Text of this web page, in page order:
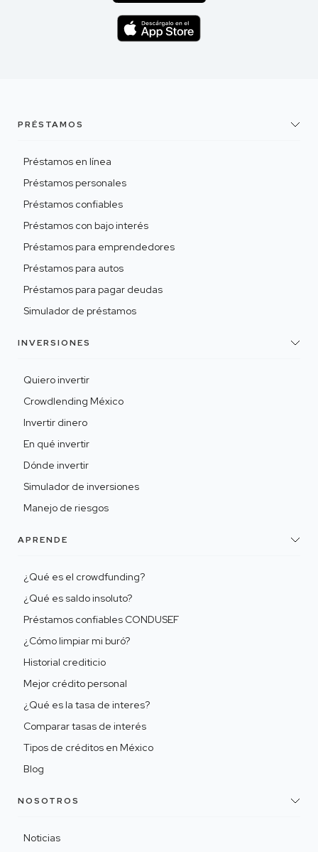
PRÉSTAMOS
Préstamos en línea
Préstamos personales
Préstamos confiables
Préstamos con bajo interés
Préstamos para emprendedores
Préstamos para autos
Préstamos para pagar deudas
Simulador de préstamos
INVERSIONES
Quiero invertir
Crowdlending México
Invertir dinero
En qué invertir
Dónde invertir
Simulador de inversiones
Manejo de riesgos
APRENDE
¿Qué es el crowdfunding?
¿Qué es saldo insoluto?
Préstamos confiables CONDUSEF
¿Cómo limpiar mi buró?
Historial crediticio
Mejor crédito personal
¿Qué es la tasa de interes?
Comparar tasas de interés
Tipos de créditos en México
Blog
NOSOTROS
Noticias